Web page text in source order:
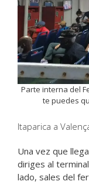
Parte interna del
te puedes
Itaparica a
Una vez que
diriges al
lado, sales del